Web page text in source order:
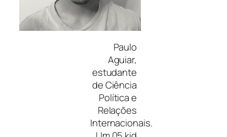
Paulo
Aguiar,
estudante
de Ciência
Política e
Relações
Internacionais.